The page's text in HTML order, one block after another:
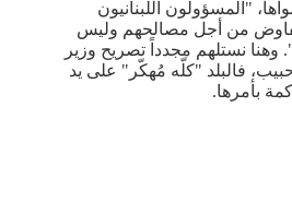
"المسؤولون اللبنانيون
من أجل مصالحهم وليس
نستلهم مجدداً تصريح وزير
حبيب، فالبلد "كلّه مُهكّر" على يد
بأمرها.